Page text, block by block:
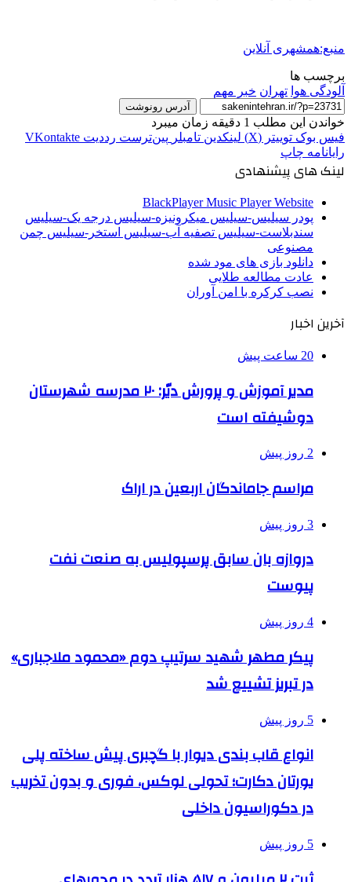
منبع:همشهری آنلاین
برچسب ها
آلودگی هوا تهران خبر مهم
آدرس رونوشت
خواندن این مطلب 1 دقیقه زمان میبرد
فیس بوک توییتر (X) لینکدین ‫تامبلر ‫پین‌ترست ‫رددیت ‫VKontakte
رایانامه چاپ
لینک های پیشنهادی
BlackPlayer Music Player Website
پودر سیلیس-سیلیس میکرونیزه-سیلیس درجه یک-سیلیس
سندبلاست-سیلیس تصفیه آب-سیلیس استخر-سیلیس چمن
مصنوعی
دانلود بازی های مود شده
عادت مطالعه طلایی
نصب کرکره با امن آوران
آخرین اخبار
20 ساعت پیش
مدیر آموزش و پرورش دیّر: ۲۰ مدرسه شهرستان
دوشیفته است
2 روز پیش
مراسم جاماندگان اربعین در اراک
3 روز پیش
دروازه بان سابق پرسپولیس به صنعت نفت
پیوست
4 روز پیش
پیکر مطهر شهید سرتیپ دوم «محمود ملاجباری»
در تبریز تشییع شد
5 روز پیش
انواع قاب بندی دیوار با گچبری پیش ساخته پلی
یورتان دکارت؛ تحولی لوکس، فوری و بدون تخریب
در دکوراسیون داخلی
5 روز پیش